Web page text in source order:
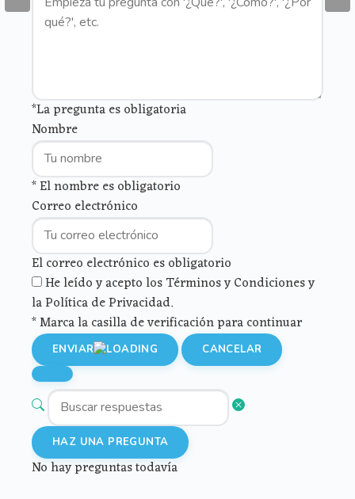
*La pregunta es obligatoria
Nombre
* El nombre es obligatorio
Correo electrónico
El correo electrónico es obligatorio
He leído y acepto los Términos y Condiciones y
la Política de Privacidad.
* Marca la casilla de verificación para continuar
ENVIAR CANCELAR
HAZ UNA PREGUNTA
No hay preguntas todavía